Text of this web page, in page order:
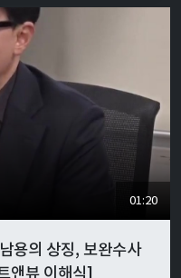
01:20
용의 상징, 보완수사
앤뷰 이해식]